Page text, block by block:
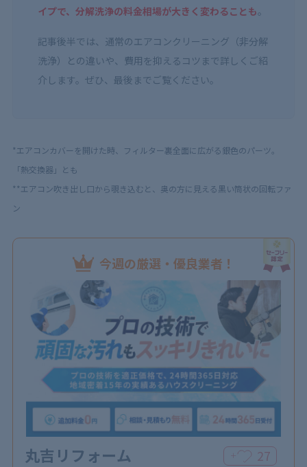
イプで、分解洗浄の料金相場が大きく変わることも。
記事後半では、通常のエアコンクリーニング（非分解
洗浄）との違いや、費用を抑えるコツまで詳しくご紹
介します。ぜひ、最後までご覧ください。
*エアコンカバーを開けた時、フィルター裏全面に広がる銀色のパーツ。
「熱交換器」とも
**エアコン吹き出し口から覗き込むと、奥の方に見える黒い筒状の回転ファ
ン
今週の厳選・優良業者！
丸吉リフォーム ＋ 27